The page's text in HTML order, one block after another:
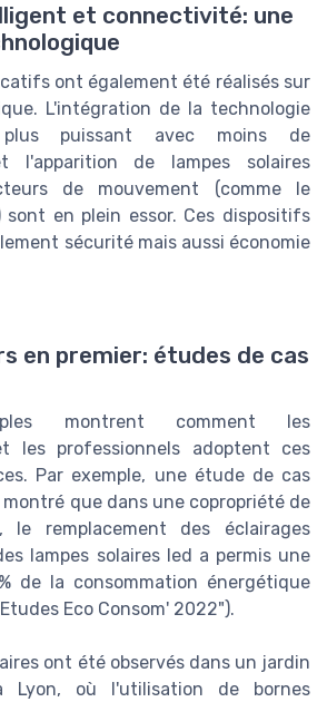
et connectivité: une
ont également été réalisés sur
L'intégration de la technologie
plus puissant avec moins de
l'apparition de lampes solaires
de mouvement (comme le
sont en plein essor. Ces dispositifs
sécurité mais aussi économie
en premier: études de cas
montrent comment les
les professionnels adoptent ces
Par exemple, une étude de cas
que dans une copropriété de
le remplacement des éclairages
lampes solaires led a permis une
de la consommation énergétique
Eco Consom' 2022").
ont été observés dans un jardin
Lyon, où l'utilisation de bornes